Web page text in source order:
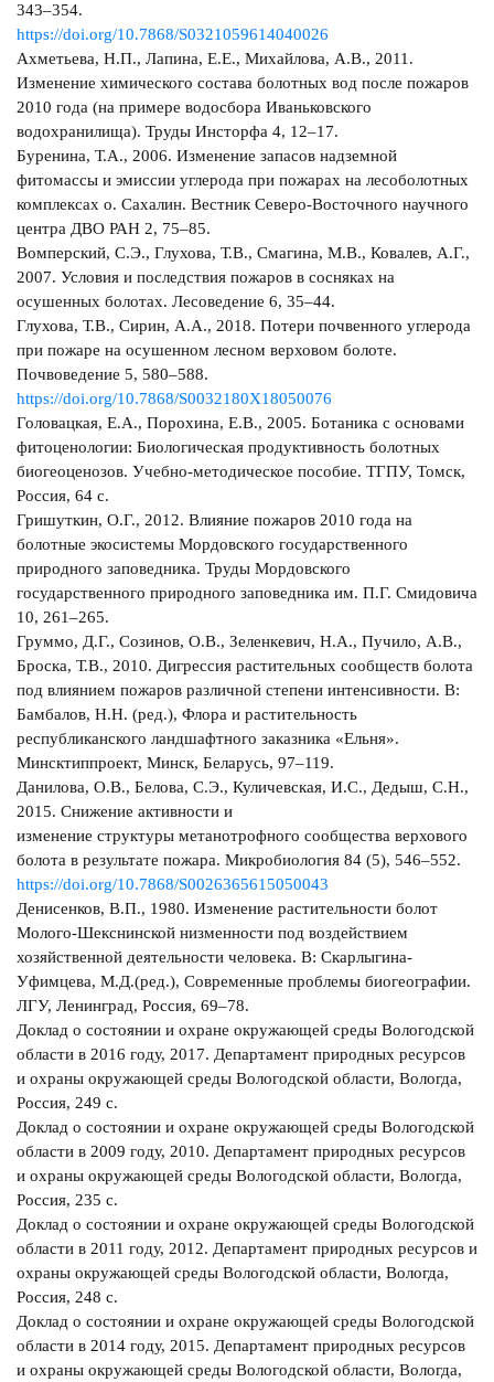
343–354.
https://doi.org/10.7868/S0321059614040026
Ахметьева, Н.П., Лапина, Е.Е., Михайлова, А.В., 2011.
Изменение химического состава болотных вод после пожаров
2010 года (на примере водосбора Иваньковского
водохранилища). Труды Инсторфа 4, 12–17.
Буренина, Т.А., 2006. Изменение запасов надземной
фитомассы и эмиссии углерода при пожарах на лесоболотных
комплексах о. Сахалин. Вестник Северо-Восточного научного
центра ДВО РАН 2, 75–85.
Вомперский, С.Э., Глухова, Т.В., Смагина, М.В., Ковалев, А.Г.,
2007. Условия и последствия пожаров в сосняках на
осушенных болотах. Лесоведение 6, 35–44.
Глухова, Т.В., Сирин, А.А., 2018. Потери почвенного углерода
при пожаре на осушенном лесном верховом болоте.
Почвоведение 5, 580–588.
https://doi.org/10.7868/S0032180X18050076
Головацкая, Е.А., Порохина, Е.В., 2005. Ботаника с основами
фитоценологии: Биологическая продуктивность болотных
биогеоценозов. Учебно-методическое пособие. ТГПУ, Томск,
Россия, 64 с.
Гришуткин, О.Г., 2012. Влияние пожаров 2010 года на
болотные экосистемы Мордовского государственного
природного заповедника. Труды Мордовского
государственного природного заповедника им. П.Г. Смидовича
10, 261–265.
Груммо, Д.Г., Созинов, О.В., Зеленкевич, Н.А., Пучило, А.В.,
Броска, Т.В., 2010. Дигрессия растительных сообществ болота
под влиянием пожаров различной степени интенсивности. В:
Бамбалов, Н.Н. (ред.), Флора и растительность
республиканского ландшафтного заказника «Ельня».
Минсктиппроект, Минск, Беларусь, 97–119.
Данилова, О.В., Белова, С.Э., Куличевская, И.С., Дедыш, С.Н.,
2015. Снижение активности и
изменение структуры метанотрофного сообщества верхового
болота в результате пожара. Микробиология 84 (5), 546–552.
https://doi.org/10.7868/S0026365615050043
Денисенков, В.П., 1980. Изменение растительности болот
Молого-Шекснинской низменности под воздействием
хозяйственной деятельности человека. В: Скарлыгина-
Уфимцева, М.Д.(ред.), Современные проблемы биогеографии.
ЛГУ, Ленинград, Россия, 69–78.
Доклад о состоянии и охране окружающей среды Вологодской
области в 2016 году, 2017. Департамент природных ресурсов
и охраны окружающей среды Вологодской области, Вологда,
Россия, 249 с.
Доклад о состоянии и охране окружающей среды Вологодской
области в 2009 году, 2010. Департамент природных ресурсов
и охраны окружающей среды Вологодской области, Вологда,
Россия, 235 с.
Доклад о состоянии и охране окружающей среды Вологодской
области в 2011 году, 2012. Департамент природных ресурсов и
охраны окружающей среды Вологодской области, Вологда,
Россия, 248 с.
Доклад о состоянии и охране окружающей среды Вологодской
области в 2014 году, 2015. Департамент природных ресурсов
и охраны окружающей среды Вологодской области, Вологда,